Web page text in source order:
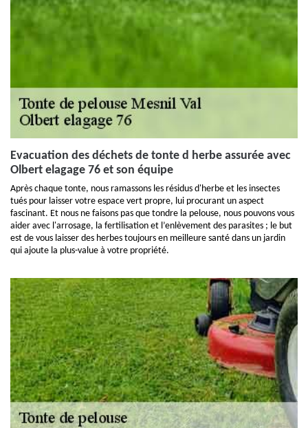
Evacuation des déchets de tonte d herbe assurée avec
Olbert elagage 76 et son équipe
Après chaque tonte, nous ramassons les résidus d'herbe et les insectes
tués pour laisser votre espace vert propre, lui procurant un aspect
fascinant. Et nous ne faisons pas que tondre la pelouse, nous pouvons vous
aider avec l'arrosage, la fertilisation et l’enlèvement des parasites ; le but
est de vous laisser des herbes toujours en meilleure santé dans un jardin
qui ajoute la plus-value à votre propriété.